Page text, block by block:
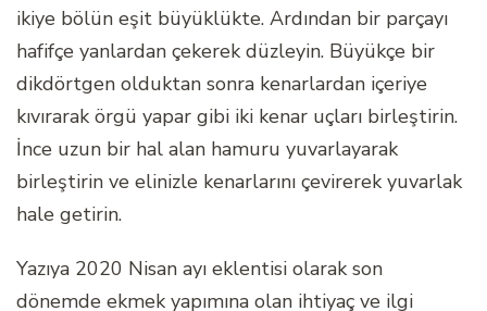
ikiye bölün eşit büyüklükte. Ardından bir parçayı
hafifçe yanlardan çekerek düzleyin. Büyükçe bir
dikdörtgen olduktan sonra kenarlardan içeriye
kıvırarak örgü yapar gibi iki kenar uçları birleştirin.
İnce uzun bir hal alan hamuru yuvarlayarak
birleştirin ve elinizle kenarlarını çevirerek yuvarlak
hale getirin.
Yazıya 2020 Nisan ayı eklentisi olarak son
dönemde ekmek yapımına olan ihtiyaç ve ilgi